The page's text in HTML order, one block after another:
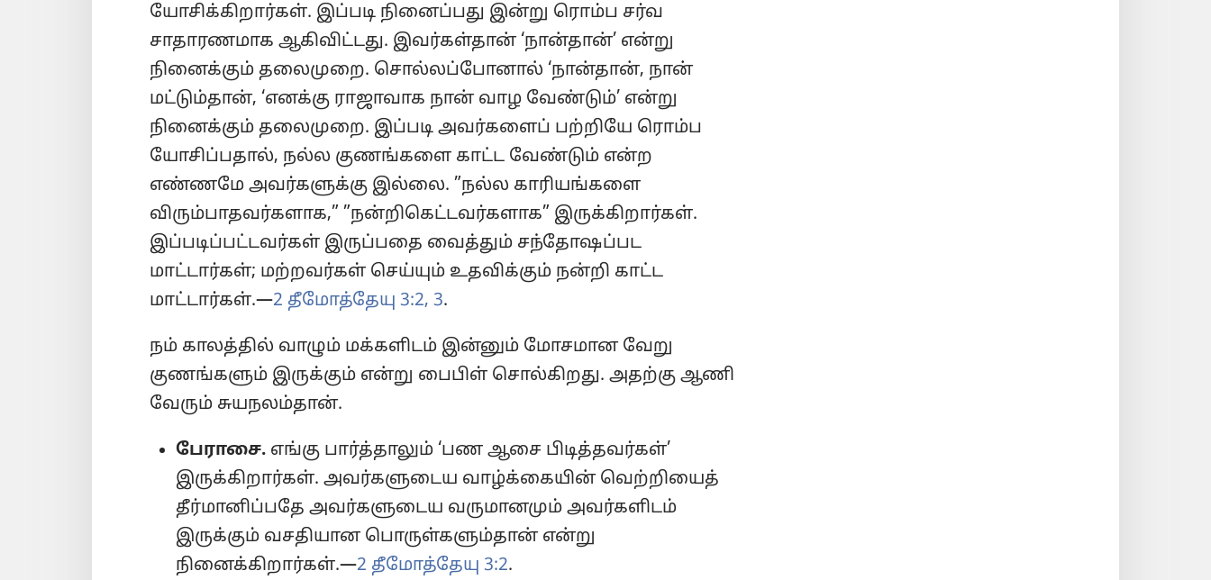
யோசிக்கிறார்கள். இப்படி நினைப்பது இன்று ரொம்ப சர்வ
சாதாரணமாக ஆகிவிட்டது. இவர்கள்தான் ‘நான்தான்’ என்று
நினைக்கும் தலைமுறை. சொல்லப்போனால் ‘நான்தான், நான்
மட்டும்தான், ‘எனக்கு ராஜாவாக நான் வாழ வேண்டும்’ என்று
நினைக்கும் தலைமுறை. இப்படி அவர்களைப் பற்றியே ரொம்ப
யோசிப்பதால், நல்ல குணங்களை காட்ட வேண்டும் என்ற
எண்ணமே அவர்களுக்கு இல்லை. ”நல்ல காரியங்களை
விரும்பாதவர்களாக,” ”நன்றிகெட்டவர்களாக” இருக்கிறார்கள்.
இப்படிப்பட்டவர்கள் இருப்பதை வைத்தும் சந்தோஷப்பட
மாட்டார்கள்; மற்றவர்கள் செய்யும் உதவிக்கும் நன்றி காட்ட
மாட்டார்கள்.—2 தீமோத்தேயு 3:2, 3.
நம் காலத்தில் வாழும் மக்களிடம் இன்னும் மோசமான வேறு
குணங்களும் இருக்கும் என்று பைபிள் சொல்கிறது. அதற்கு ஆணி
வேரும் சுயநலம்தான்.
பேராசை.எங்கு பார்த்தாலும் ‘பண ஆசை பிடித்தவர்கள்’
இருக்கிறார்கள். அவர்களுடைய வாழ்க்கையின் வெற்றியைத்
தீர்மானிப்பதே அவர்களுடைய வருமானமும் அவர்களிடம்
இருக்கும் வசதியான பொருள்களும்தான் என்று
நினைக்கிறார்கள்.—2 தீமோத்தேயு 3:2.